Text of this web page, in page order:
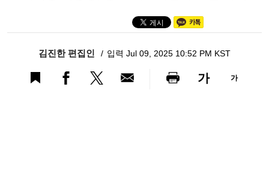
김진한 편집인 입력 Jul 09, 2025 10:52 PM KST
가 가